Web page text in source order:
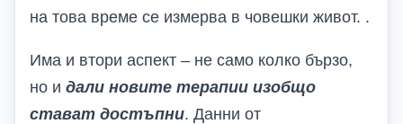
на това време се измерва в човешки живот. .
Има и втори аспект – не само колко бързо,
но и дали новите терапии изобщо
стават достъпни. Данни от